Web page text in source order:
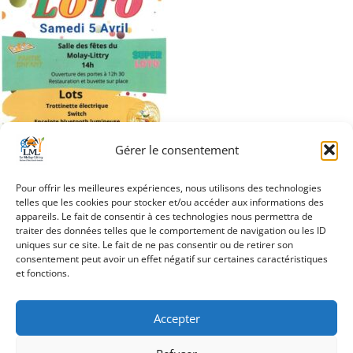
Gérer le consentement
Pour offrir les meilleures expériences, nous utilisons des technologies
telles que les cookies pour stocker et/ou accéder aux informations des
appareils. Le fait de consentir à ces technologies nous permettra de
traiter des données telles que le comportement de navigation ou les ID
uniques sur ce site. Le fait de ne pas consentir ou de retirer son
consentement peut avoir un effet négatif sur certaines caractéristiques
et fonctions.
Accepter
Navigation
de
l’article
Loto APE Les P’tis
Mineurs